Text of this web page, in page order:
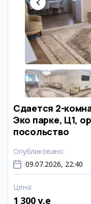
Сдается 2-
Эко парке, Ц1,
посольство
Опубликовано:
09.07.2026, 22:40
Цена:
1 300 y.e